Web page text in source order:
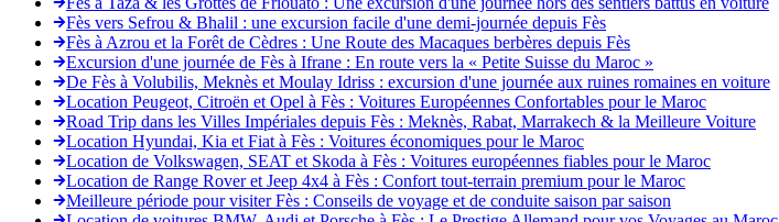
Fès vers Sefrou & Bhalil : une excursion facile d'une demi-journée depuis Fès
Fès à Azrou et la Forêt de Cèdres : Une Route des Macaques berbères depuis Fès
Excursion d'une journée de Fès à Ifrane : En route vers la « Petite Suisse du Maroc »
De Fès à Volubilis, Meknès et Moulay Idriss : excursion d'une journée aux ruines romaines en voiture
Location Peugeot, Citroën et Opel à Fès : Voitures Européennes Confortables pour le Maroc
Road Trip dans les Villes Impériales depuis Fès : Meknès, Rabat, Marrakech & la Meilleure Voiture
Location Hyundai, Kia et Fiat à Fès : Voitures économiques pour le Maroc
Location de Volkswagen, SEAT et Skoda à Fès : Voitures européennes fiables pour le Maroc
Location de Range Rover et Jeep 4x4 à Fès : Confort tout-terrain premium pour le Maroc
Meilleure période pour visiter Fès : Conseils de voyage et de conduite saison par saison